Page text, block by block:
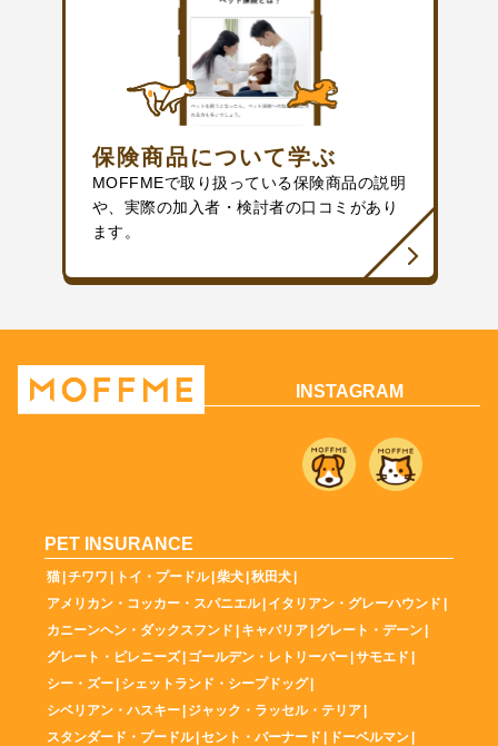
保険商品について学ぶ
MOFFMEで取り扱っている保険商品の説明
や、実際の加入者・検討者の口コミがあり
ます。
INSTAGRAM
PET INSURANCE
猫 |チワワ | トイ・プードル |柴犬 |秋田犬 |
アメリカン・コッカー・スパニエル | イタリアン・グレーハウンド |
カニーンヘン・ダックスフンド | キャバリア | グレート・デーン |
グレート・ピレニーズ | ゴールデン・レトリーバー |サモエド |
シー・ズー | シェットランド・シープドッグ |
シベリアン・ハスキー | ジャック・ラッセル・テリア |
スタンダード・プードル |セント・バーナード | ドーベルマン |